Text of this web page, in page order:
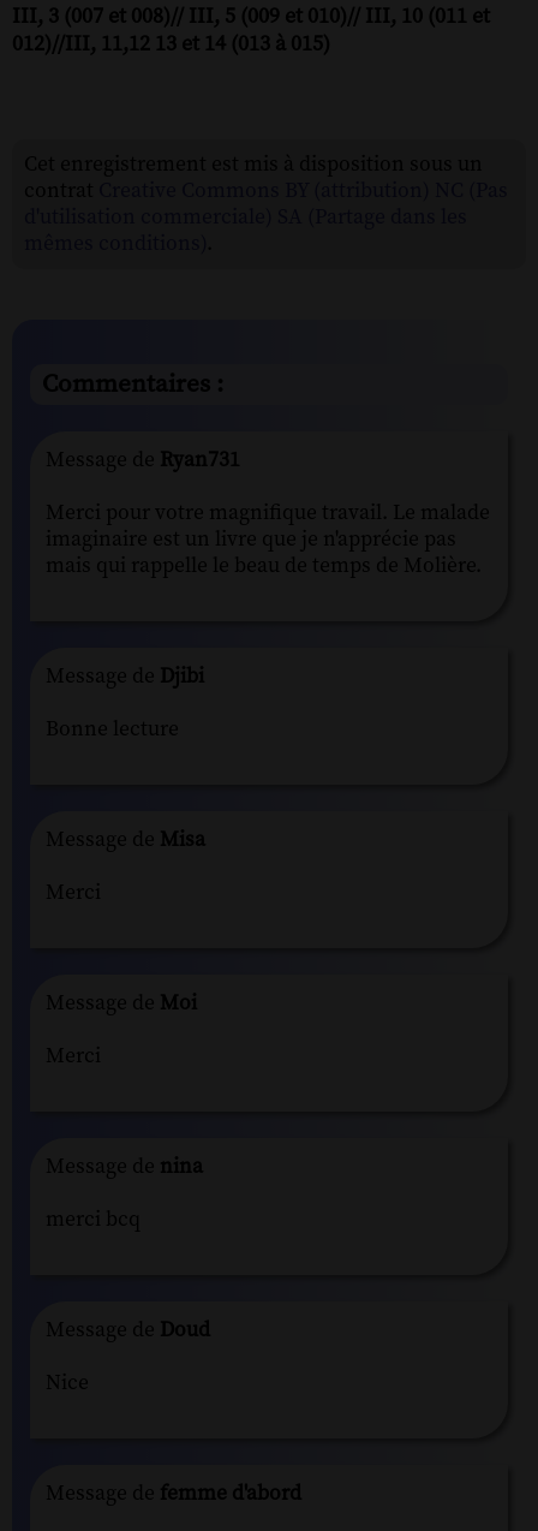
III, 3 (007 et 008)// III, 5 (009 et 010)// III, 10 (011 et
012)//III, 11,12 13 et 14 (013 à 015)
Commentaires :
Message de Ryan731
Merci pour votre magnifique travail. Le malade
imaginaire est un livre que je n'apprécie pas
mais qui rappelle le beau de temps de Molière.
Message de Djibi
Bonne lecture
Message de Misa
Merci
Message de Moi
Merci
Message de nina
merci bcq
Message de Doud
Nice
Message de femme d'abord